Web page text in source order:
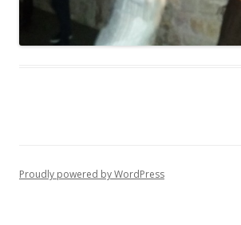
Proudly powered by WordPress